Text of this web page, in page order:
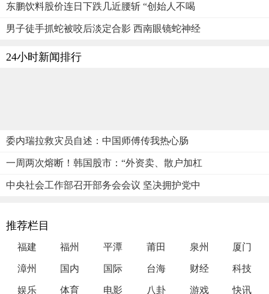
东鹏饮料股价连日下跌几近腰斩 “创始人不喝
男子徒手抓蛇被咬后淡定合影 西南眼镜蛇神经
24小时新闻排行
委内瑞拉救灾员自述：中国师傅传我热心肠
一周两次熔断！韩国股市：“外资卖、散户加杠
中央社会工作部召开部务会会议 坚决拥护党中
推荐栏目
福建 福州 平潭 莆田 泉州 厦门
漳州 国内 国际 台海 财经 科技
娱乐 体育 电影 八卦 游戏 快讯